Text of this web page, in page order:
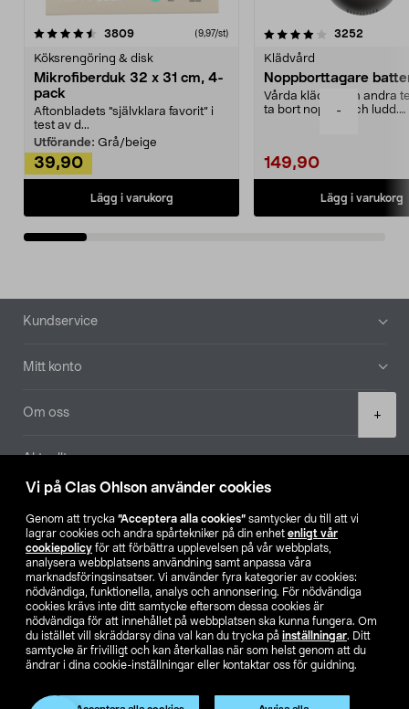
Vi på Clas Ohlson använder cookies
Genom att trycka ”Acceptera alla cookies” samtycker du till att vi
lagrar cookies och andra spårtekniker på din enhet enligt vår
cookiepolicy för att förbättra upplevelsen på vår webbplats,
analysera webbplatsens användning samt anpassa våra
marknadsföringsinsatser. Vi använder fyra kategorier av cookies:
nödvändiga, funktionella, analys och annonsering. För nödvändiga
cookies krävs inte ditt samtycke eftersom dessa cookies är
nödvändiga för att innehållet på webbplatsen ska kunna fungera. Om
du istället vill skräddarsy dina val kan du trycka på inställningar. Ditt
samtycke är frivilligt och kan återkallas när som helst genom att du
ändrar i dina cookie-inställningar eller kontaktar oss för guidning.
-
+
3809recensioner (9,97/st)
Köksrengöring & disk
Mikrofiberduk 32 x 31 cm, 4-
pack
Aftonbladets "självklara favorit” i
test av d...
Utförande: Grå/beige
39,90
Lägg i varukorg
4.0av 5 stjärnor 3252
Klädvård
Noppborttagare
Vårda kläder och andra
ta bort noppor och ludd.
149,90
Lägg i varukorg
4.5av 5 stjärnor
Sidfot
Kundservice
Mitt konto
Om oss
Aktuellt
Hitta butik
SE NO FI